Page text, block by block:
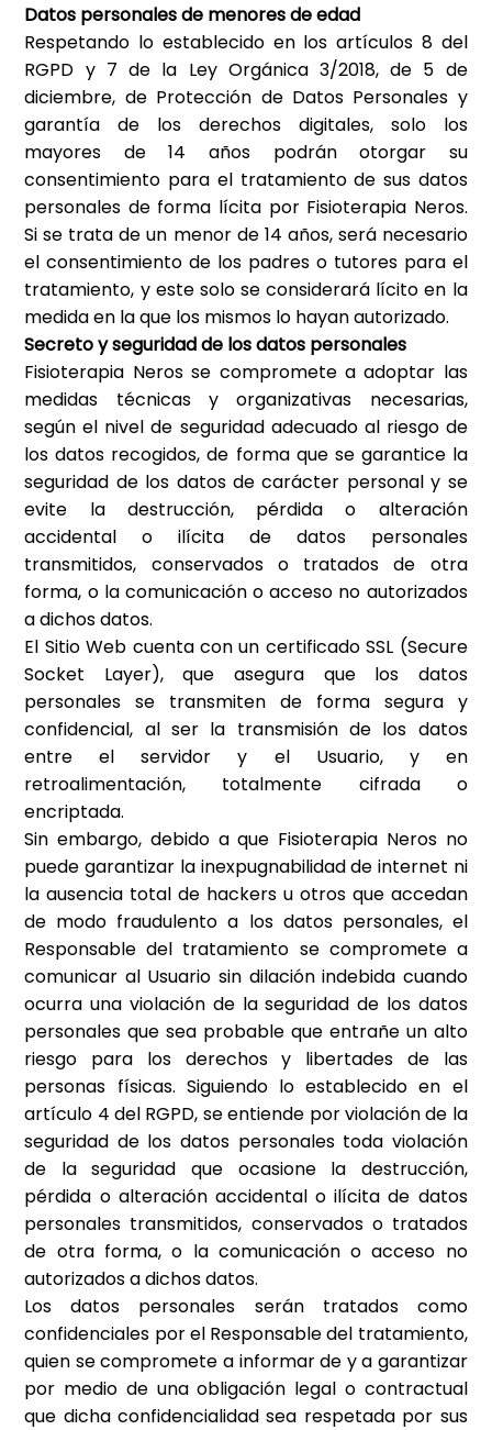
Datos personales de menores de edad
Respetando lo establecido en los artículos 8 del
RGPD y 7 de la Ley Orgánica 3/2018, de 5 de
diciembre, de Protección de Datos Personales y
garantía de los derechos digitales, solo los
mayores de 14 años podrán otorgar su
consentimiento para el tratamiento de sus datos
personales de forma lícita por Fisioterapia Neros.
Si se trata de un menor de 14 años, será necesario
el consentimiento de los padres o tutores para el
tratamiento, y este solo se considerará lícito en la
medida en la que los mismos lo hayan autorizado.
Secreto y seguridad de los datos personales
Fisioterapia Nerosse compromete a adoptar las
medidas técnicas y organizativas necesarias,
según el nivel de seguridad adecuado al riesgo de
los datos recogidos, de forma que se garantice la
seguridad de los datos de carácter personal y se
evite la destrucción, pérdida o alteración
accidental o ilícita de datos personales
transmitidos, conservados o tratados de otra
forma, o la comunicación o acceso no autorizados
a dichos datos.
El Sitio Web cuenta con un certificado SSL (Secure
Socket Layer), que asegura que los datos
personales se transmiten de forma segura y
confidencial, al ser la transmisión de los datos
entre el servidor y el Usuario, y en
retroalimentación, totalmente cifrada o
encriptada.
Sin embargo, debido a que Fisioterapia Nerosno
puede garantizar la inexpugnabilidad de internet ni
la ausencia total de hackers u otros que accedan
de modo fraudulento a los datos personales, el
Responsable del tratamiento se compromete a
comunicar al Usuario sin dilación indebida cuando
ocurra una violación de la seguridad de los datos
personales que sea probable que entrañe un alto
riesgo para los derechos y libertades de las
personas físicas. Siguiendo lo establecido en el
artículo 4 del RGPD, se entiende por violación de la
seguridad de los datos personales toda violación
de la seguridad que ocasione la destrucción,
pérdida o alteración accidental o ilícita de datos
personales transmitidos, conservados o tratados
de otra forma, o la comunicación o acceso no
autorizados a dichos datos.
Los datos personales serán tratados como
confidenciales por el Responsable del tratamiento,
quien se compromete a informar de y a garantizar
por medio de una obligación legal o contractual
que dicha confidencialidad sea respetada por sus